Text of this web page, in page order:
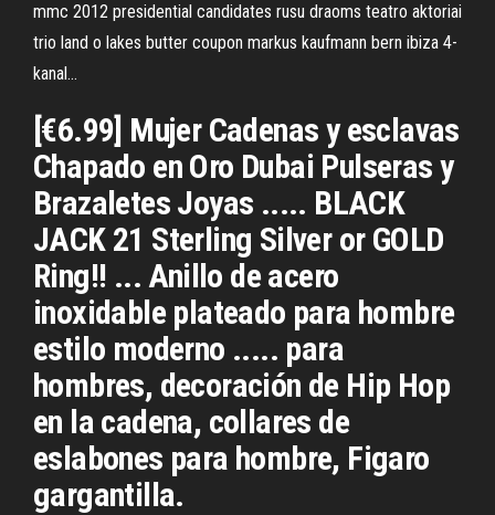
mmc 2012 presidential candidates rusu draoms teatro aktoriai
trio land o lakes butter coupon markus kaufmann bern ibiza 4-
kanal…
[€6.99] Mujer Cadenas y esclavas
Chapado en Oro Dubai Pulseras y
Brazaletes Joyas ..... BLACK
JACK 21 Sterling Silver or GOLD
Ring!! ... Anillo de acero
inoxidable plateado para hombre
estilo moderno ..... para
hombres, decoración de Hip Hop
en la cadena, collares de
eslabones para hombre, Figaro
gargantilla.